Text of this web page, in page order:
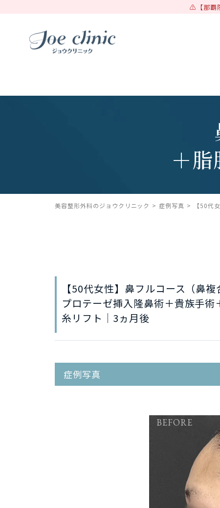
【那
＋
美容整形外科のジョウクリニック 症例写真 【50代
【50代女性】鼻フルコース（鼻
プロテーゼ挿入隆鼻術＋貴族手
糸リフト｜3ヵ月後
症例写真
BEFORE